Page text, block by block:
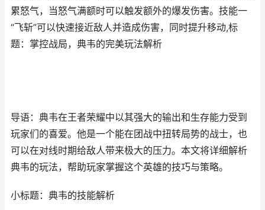
累怒气，当怒气满额时可以触发额外的爆发伤害。技能一
“飞斩”可以快速接近敌人并造成伤害，同时提升移动,标
题：掌控战局，典韦的完美玩法解析
导语：典韦在王者荣耀中以其强大的输出和生存能力受到
玩家们的喜爱。他是一个能在团战中扭转局势的战士，也
可以在对线时期给敌人带来极大的压力。本文将详细解析
典韦的玩法，帮助玩家掌握这个英雄的技巧与策略。
小标题：典韦的技能解析